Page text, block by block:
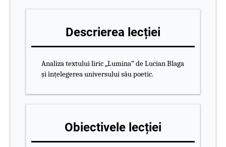
Descrierea lecției
Analiza textului liric „Lumina” de Lucian Blaga
și înțelegerea universului său poetic.
Obiectivele lecției